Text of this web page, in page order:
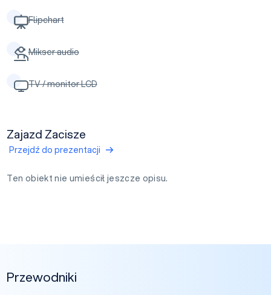
Flipchart
Mikser audio
TV / monitor LCD
Zajazd Zacisze
Przejdź do prezentacji
Ten obiekt nie umieścił jeszcze opisu.
Przewodniki